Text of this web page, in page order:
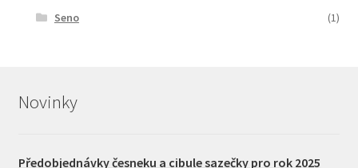
Seno
(1)
Novinky
Předobjednávky česneku a cibule sazečky pro rok 2025